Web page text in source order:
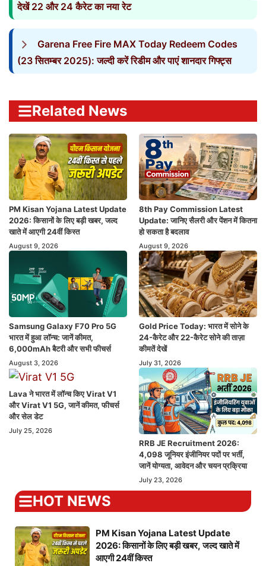
देखें 22 और 24 कैरेट का नया रेट
Garena Free Fire MAX Today Redeem Codes
(23 सितम्बर 2025): जल्दी करें रिडीम और पाएं शानदार गिफ्ट्स
Related News
PM Kisan Yojana Latest Update
2026: किसानों के लिए बड़ी खबर, जल्द
खाते में आएगी 24वीं किस्त
August 9, 2026
8th Pay Commission Latest
Update: जानिए सैलरी और पेंशन में कितना
हो सकता है बदलाव
August 9, 2026
Samsung Galaxy F70 Pro 5G
भारत में हुआ लॉन्च: जानें कीमत,
6,000mAh बैटरी और सभी फीचर्स
August 3, 2026
Gold Price Today: भारत में सोने के
24-कैरेट और 22-कैरेट सोने की ताज़ा
कीमतें देखें
July 31, 2026
Lava ने भारत में लॉन्च किए Virat V1
और Virat V1 5G, जानें कीमत, फीचर्स
और सेल डेट
July 25, 2026
RRB JE Recruitment 2026:
4,098 जूनियर इंजीनियर पदों पर भर्ती,
जानें योग्यता, आवेदन और चयन प्रक्रिया
July 23, 2026
HOT NEWS
PM Kisan Yojana Latest Update
2026: किसानों के लिए बड़ी खबर, जल्द खाते में
आएगी 24वीं किस्त